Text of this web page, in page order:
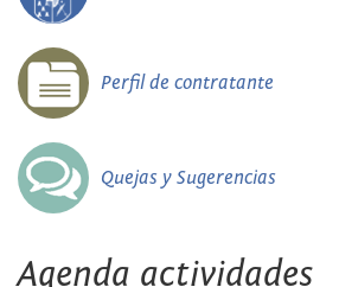
Perfil de contratante
Quejas y Sugerencias
Agenda actividades